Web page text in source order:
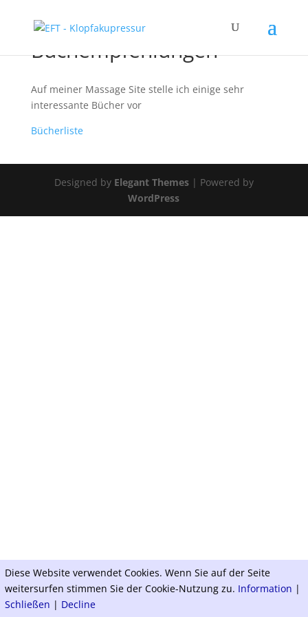
Buchempfehlungen
Auf meiner Massage Site stelle ich einige sehr
interessante Bücher vor
Bücherliste
Designed by Elegant Themes| Powered by
WordPress
Diese Website verwendet Cookies. Wenn Sie auf der Seite
weitersurfen stimmen Sie der Cookie-Nutzung zu. Information |
Schließen | Decline